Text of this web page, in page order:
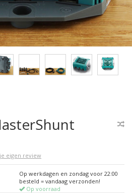
eigen review
Op werkdagen en zondag voor 22:00
besteld = vandaag verzonden!
Op voorraad